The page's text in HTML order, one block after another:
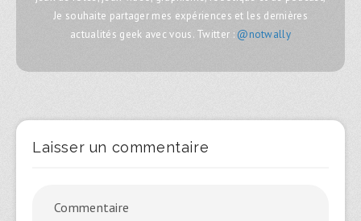
Je souhaite partager mes expériences et les dernières
actualités geek avec vous. Twitter :@notwally
Laisser un commentaire